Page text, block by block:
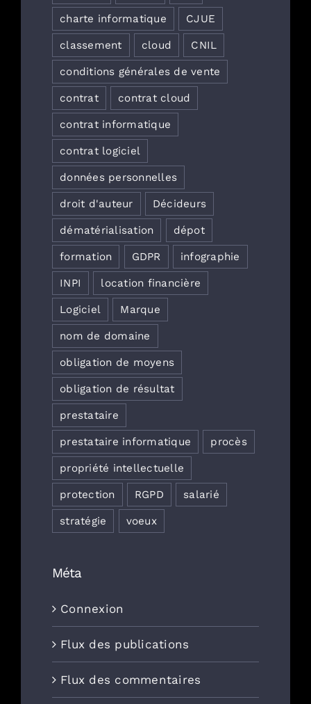
charte informatique CJUE
classement cloud CNIL
conditions générales de vente
contrat contrat cloud
contrat informatique
contrat logiciel
données personnelles
droit d'auteur Décideurs
dématérialisation dépot
formation GDPR infographie
INPI location financière
Logiciel Marque
nom de domaine
obligation de moyens
obligation de résultat
prestataire
prestataire informatique procès
propriété intellectuelle
protection RGPD salarié
stratégie voeux
Méta
Connexion
Flux des publications
Flux des commentaires